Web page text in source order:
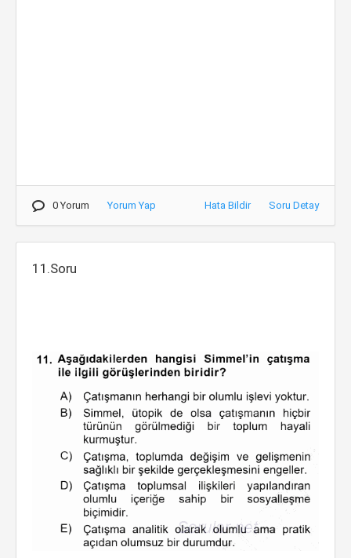
0 Yorum Yorum Yap Hata Bildir Soru Detay
11.Soru